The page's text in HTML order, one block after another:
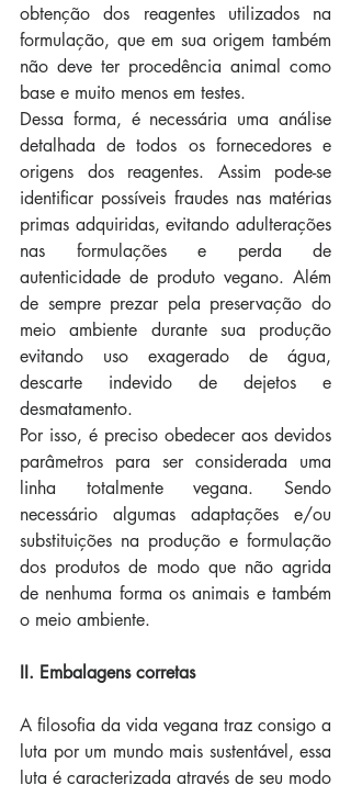
obtenção dos reagentes utilizados na
formulação, que em sua origem também
não deve ter procedência animal como
base e muito menos em testes.
Dessa forma, é necessária uma análise
detalhada de todos os fornecedores e
origens dos reagentes. Assim pode-se
identificar possíveis fraudes nas matérias
primas adquiridas, evitando adulterações
nas formulações e perda de
autenticidade de produto vegano. Além
de sempre prezar pela preservação do
meio ambiente durante sua produção
evitando uso exagerado de água,
descarte indevido de dejetos e
desmatamento.
Por isso, é preciso obedecer aos devidos
parâmetros para ser considerada uma
linha totalmente vegana. Sendo
necessário algumas adaptações e/ou
substituições na produção e formulação
dos produtos de modo que não agrida
de nenhuma forma os animais e também
o meio ambiente.
II. Embalagens corretas
A filosofia da vida vegana traz consigo a
luta por um mundo mais sustentável, essa
luta é caracterizada através de seu modo